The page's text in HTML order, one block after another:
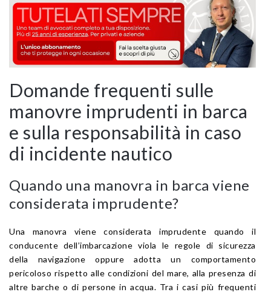
Domande frequenti sulle
manovre imprudenti in barca
e sulla responsabilità in caso
di incidente nautico
Quando una manovra in barca viene
considerata imprudente?
Una manovra viene considerata imprudente quando il
conducente dell’imbarcazione viola le regole di sicurezza
della navigazione oppure adotta un comportamento
pericoloso rispetto alle condizioni del mare, alla presenza di
altre barche o di persone in acqua. Tra i casi più frequenti